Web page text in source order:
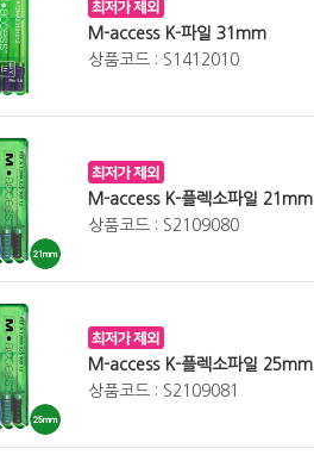
M-access K-파일 31mm
상품코드 : S1412010
M-access K-플렉소파일 21mm
상품코드 : S2109080
M-access K-플렉소파일 25mm
상품코드 : S2109081